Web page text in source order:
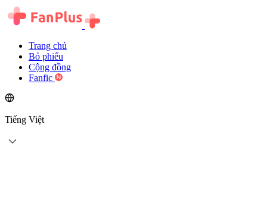
Trang chủ
Bỏ phiếu
Cộng đồng
Fanfic
Tiếng Việt